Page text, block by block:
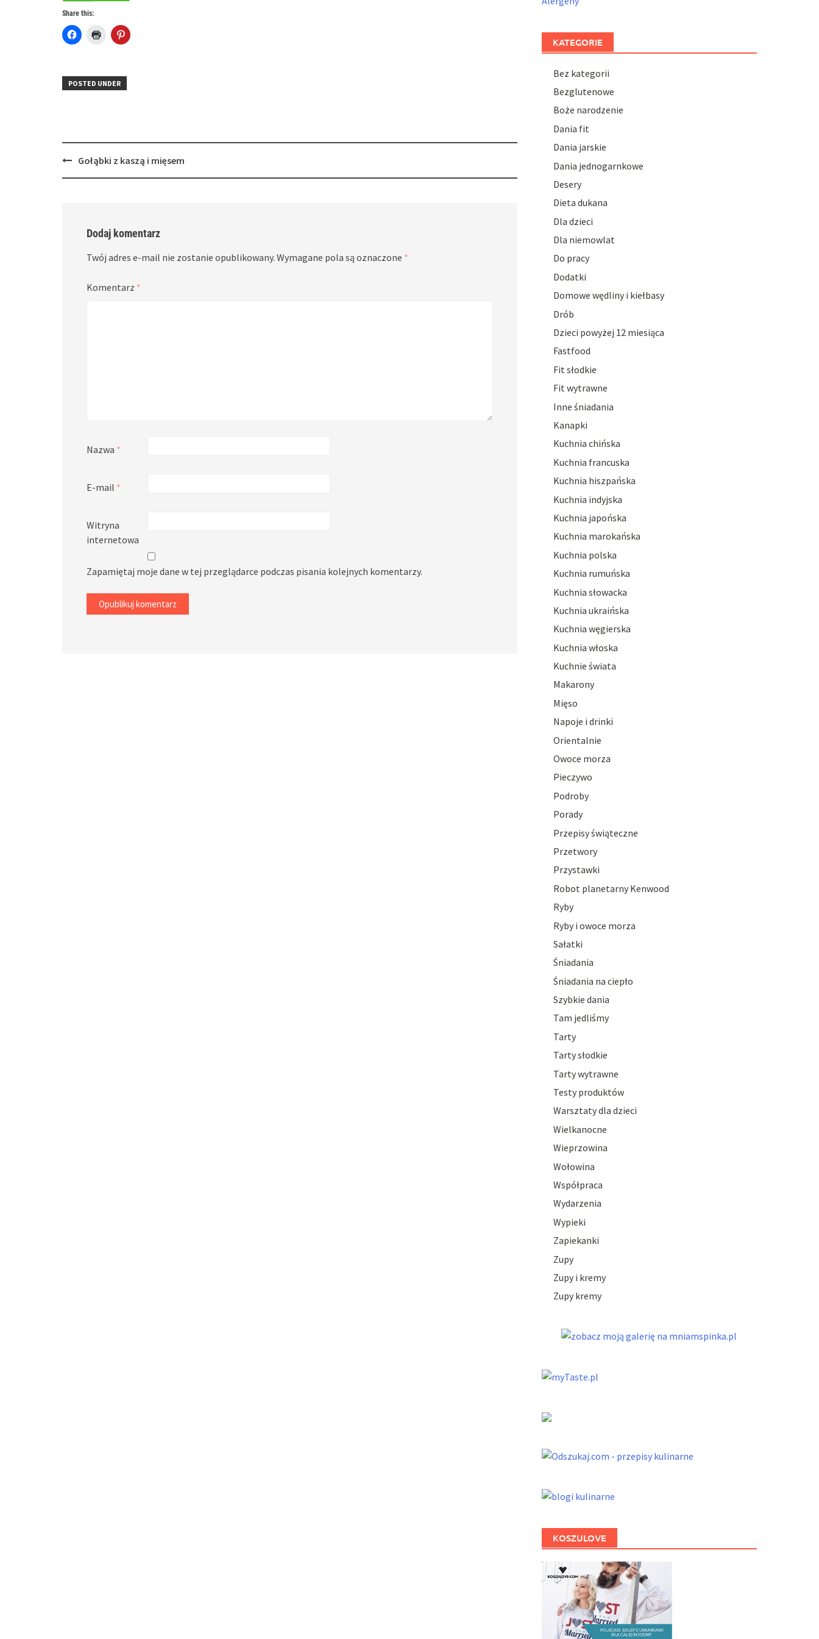
Share this:
Click
to
in
new
Click
window)
Click
to
new
POSTED UNDER
PostGołąbki z kaszą i mięsem
Dodaj komentarz
Twój adres e-mail nie zostanie opublikowany. Wymagane pola są oznaczone *
Komentarz *
Nazwa *
E-mail *
Witryna
internetowa
Zapamiętaj moje dane w tej przeglądarce podczas pisania kolejnych komentarzy.
KATEGORIE
Bez kategorii
Bezglutenowe
Boże narodzenie
Dania fit
Dania jarskie
Dania jednogarnkowe
Desery
Dieta dukana
Dla dzieci
Dla niemowlat
Do pracy
Dodatki
Domowe wędliny i kiełbasy
Drób
Dzieci powyżej 12 miesiąca
Fastfood
Fit słodkie
Fit wytrawne
Inne śniadania
Kanapki
Kuchnia chińska
Kuchnia francuska
Kuchnia hiszpańska
Kuchnia indyjska
Kuchnia japońska
Kuchnia marokańska
Kuchnia polska
Kuchnia rumuńska
Kuchnia słowacka
Kuchnia ukraińska
Kuchnia węgierska
Kuchnia włoska
Kuchnie świata
Makarony
Mięso
Napoje i drinki
Orientalnie
Owoce morza
Pieczywo
Podroby
Porady
Przepisy świąteczne
Przetwory
Przystawki
Robot planetarny Kenwood
Ryby
Ryby i owoce morza
Sałatki
Śniadania
Śniadania na ciepło
Szybkie dania
Tam jedliśmy
Tarty
Tarty słodkie
Tarty wytrawne
Testy produktów
Warsztaty dla dzieci
Wielkanocne
Wieprzowina
Wołowina
Współpraca
Wydarzenia
Wypieki
Zapiekanki
Zupy
Zupy i kremy
Zupy kremy
KOSZULOVE